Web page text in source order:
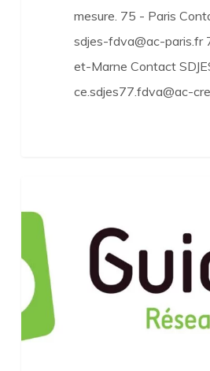
mesure. 75 - Paris
sdjes-fdva@ac-paris.fr
et-Marne Contact
ce.sdjes77.fdva@ac-
:
préfiguration
démarre
en
Île-